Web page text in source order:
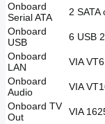
Onboard
Serial ATA
2 SATA
Onboard
USB
6 USB
Onboard
LAN
VIA
Onboard
Audio
VIA
Onboard TV
Out
VIA